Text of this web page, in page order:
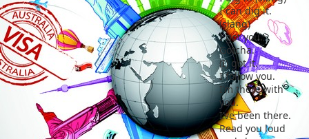
I can dig it.
(slang)
I got you.
Gotcha.
(I) got it.
I follow you.
I’m there with
you.
I’ve been there.
Read you loud